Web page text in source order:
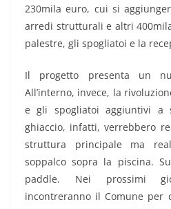
230mila euro, cui si
arredi strutturali e altri
palestre, gli spogliatoi e la
Il progetto presenta un
All’interno, invece, la
e gli spogliatoi aggiuntivi a
ghiaccio, infatti, verrebbero
struttura principale ma
soppalco sopra la piscina.
paddle. Nei prossimi
incontreranno il Comune per